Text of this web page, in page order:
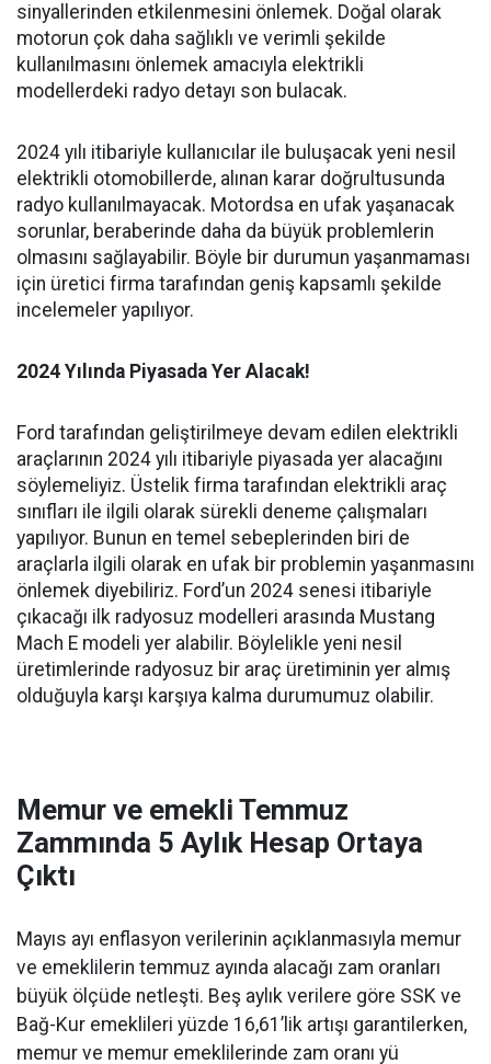
sinyallerinden etkilenmesini önlemek. Doğal olarak
motorun çok daha sağlıklı ve verimli şekilde
kullanılmasını önlemek amacıyla elektrikli
modellerdeki radyo detayı son bulacak.
2024 yılı itibariyle kullanıcılar ile buluşacak yeni nesil
elektrikli otomobillerde, alınan karar doğrultusunda
radyo kullanılmayacak. Motordsa en ufak yaşanacak
sorunlar, beraberinde daha da büyük problemlerin
olmasını sağlayabilir. Böyle bir durumun yaşanmaması
için üretici firma tarafından geniş kapsamlı şekilde
incelemeler yapılıyor.
2024 Yılında Piyasada Yer Alacak!
Ford tarafından geliştirilmeye devam edilen elektrikli
araçlarının 2024 yılı itibariyle piyasada yer alacağını
söylemeliyiz. Üstelik firma tarafından elektrikli araç
sınıfları ile ilgili olarak sürekli deneme çalışmaları
yapılıyor. Bunun en temel sebeplerinden biri de
araçlarla ilgili olarak en ufak bir problemin yaşanmasını
önlemek diyebiliriz. Ford’un 2024 senesi itibariyle
çıkacağı ilk radyosuz modelleri arasında Mustang
Mach E modeli yer alabilir. Böylelikle yeni nesil
üretimlerinde radyosuz bir araç üretiminin yer almış
olduğuyla karşı karşıya kalma durumumuz olabilir.
Memur ve emekli Temmuz
Zammında 5 Aylık Hesap Ortaya
Çıktı
Mayıs ayı enflasyon verilerinin açıklanmasıyla memur
ve emeklilerin temmuz ayında alacağı zam oranları
büyük ölçüde netleşti. Beş aylık verilere göre SSK ve
Bağ-Kur emeklileri yüzde 16,61’lik artışı garantilerken,
memur ve memur emeklilerinde zam oranı yü